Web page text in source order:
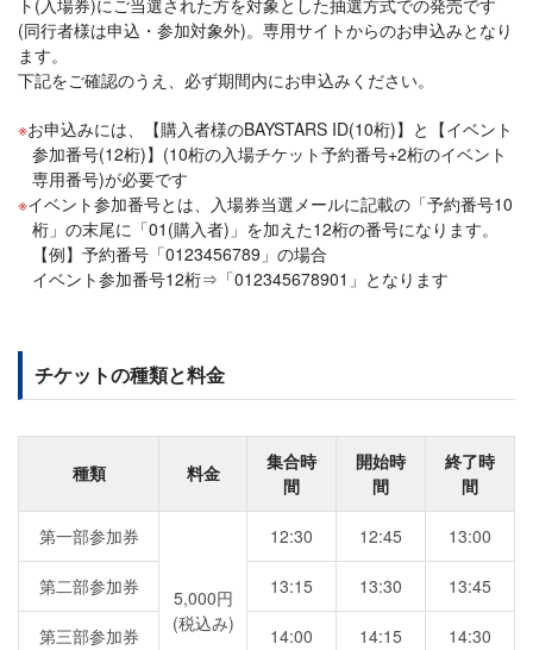
ト(入場券)にご当選された方を対象とした抽選方式での発売です
(同行者様は申込・参加対象外)。専用サイトからのお申込みとなり
ます。
下記をご確認のうえ、必ず期間内にお申込みください。
お申込みには、【購入者様のBAYSTARS ID(10桁)】と【イベント
参加番号(12桁)】(10桁の入場チケット予約番号+2桁のイベント
専用番号)が必要です
イベント参加番号とは、入場券当選メールに記載の「予約番号10
桁」の末尾に「01(購入者)」を加えた12桁の番号になります。
【例】予約番号「0123456789」の場合
イベント参加番号12桁⇒「012345678901」となります
チケットの種類と料金
種類 料金
集合時
間
開始時
間
終了時
間
第一部参加券
5,000円
(税込み)
12:30 12:45 13:00
第二部参加券 13:15 13:30 13:45
第三部参加券 14:00 14:15 14:30